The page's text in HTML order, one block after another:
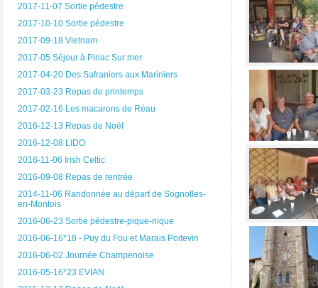
2017-11-07 Sortie pédestre
2017-10-10 Sortie pédestre
2017-09-18 Vietnam
2017-05 Séjour à Piriac Sur mer
2017-04-20 Des Safraniers aux Mariniers
2017-03-23 Repas de printemps
2017-02-16 Les macarons de Réau
2016-12-13 Repas de Noël
2016-12-08 LIDO
2016-11-06 Irish Celtic
2016-09-08 Repas de rentrée
2014-11-06 Randonnée au départ de Sognolles-
en-Montois
2016-06-23 Sortie pédestre-pique-nique
2016-06-16*18 - Puy du Fou et Marais Poitevin
2016-06-02 Journée Champenoise
2016-05-16*23 EVIAN